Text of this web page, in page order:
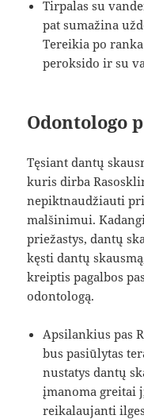
Tirpalas su
pat sumažina
Tereikia po
peroksido ir su
Odontologo
Tęsiant dantų
kuris dirba
nepiktnaudžiauti
malšinimui.
priežastys, dantų
kęsti dantų
kreiptis pagalbos
odontologą.
Apsilankius pas
bus pasiūlytas
nustatys dantų
įmanoma greitai
reikalaujanti